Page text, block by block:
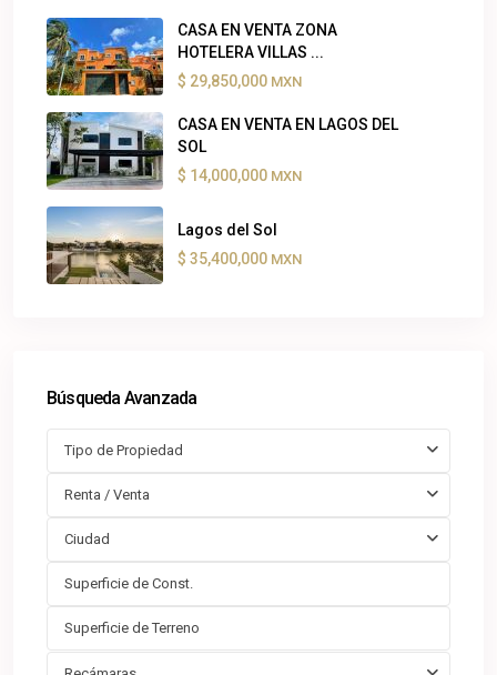
CASA EN VENTA ZONA
HOTELERA VILLAS ...
$ 29,850,000 MXN
CASA EN VENTA EN LAGOS DEL
SOL
$ 14,000,000 MXN
Lagos del Sol
$ 35,400,000 MXN
Búsqueda Avanzada
Tipo de Propiedad
Renta / Venta
Ciudad